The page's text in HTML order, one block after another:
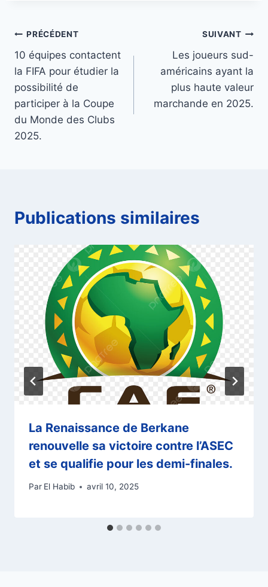
Navigation
de
l’article
PRÉCÉDENT
10 équipes contactent
la FIFA pour étudier la
possibilité de
participer à la Coupe
du Monde des Clubs
2025.
SUIVANT
Les joueurs sud-
américains ayant la
plus haute valeur
marchande en 2025.
Publications similaires
La Renaissance de Berkane
renouvelle sa victoire contre l’ASEC
et se qualifie pour les demi-finales.
Par El Habib avril 10, 2025